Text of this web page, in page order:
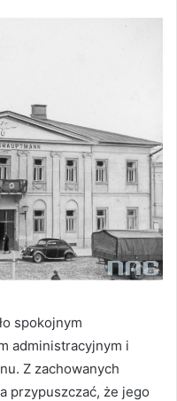
spokojnym
administracyjnym i
Z zachowanych
przypuszczać, że jego